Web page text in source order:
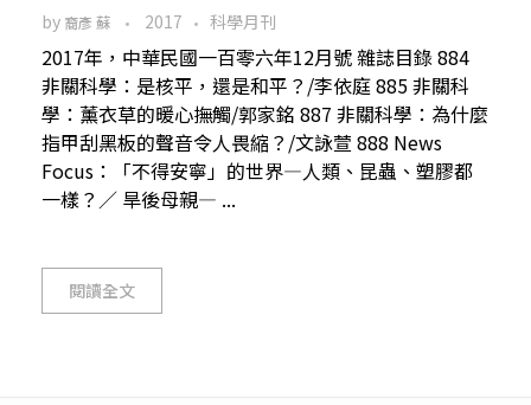
by 裔彥 蘇 2017 科學月刊
2017年，中華民國一百零六年12月號 雜誌目錄 884
非關科學：是核平，還是和平？/李依庭 885 非關科
學：薰衣草的暖心撫觸/郭家銘 887 非關科學：為什麼
指甲刮黑板的聲音令人畏縮？/文詠萱 888 News
Focus：「不得安寧」的世界—人類、昆蟲、塑膠都
一樣？／ 旱後母親— ...
閱讀全文